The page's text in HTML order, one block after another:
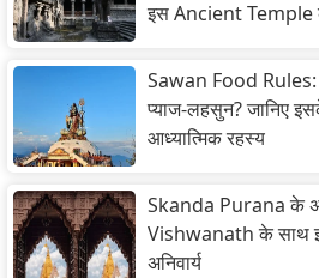
इस Ancient Temple
Sawan Food Rules:
प्याज-लहसुन? जानिए
आध्यात्मिक रहस्य
Skanda Purana के
Vishwanath के साथ
अनिवार्य